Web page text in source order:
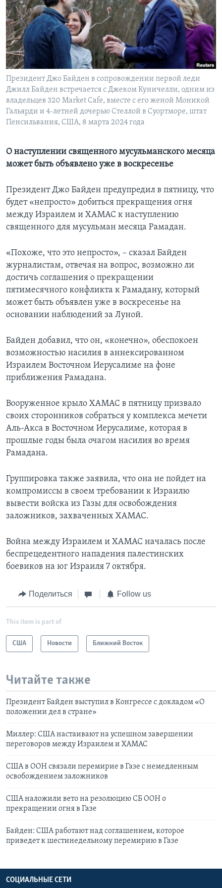
Learning English
СОЦИАЛЬНЫЕ СЕТИ
Языки
Президент Джо Байден в сопровождении первой леди
Джилл Байден встречается с Джеком Куничелли, одним из
владельцев 320 Market Cafe, вместе с его женой Моникой
Гальярди и 4-летней дочерью Стеллой в Суортморе, штат
Пенсильвания, США, 8 марта 2024 года
О наступлении священного мусульманского месяца
может быть объявлено уже в воскресенье
Президент Джо Байден предупредил в пятницу, что
будет «непросто» добиться прекращения огня
между Израилем и ХАМАС к наступлению
священного для мусульман месяца Рамадан.
«Похоже, что это непросто», – сказал Байден
журналистам, отвечая на вопрос, возможно ли
достичь соглашения о прекращении
пятимесячного конфликта к Рамадану, который
может быть объявлен уже в воскресенье на
основании наблюдений за Луной.
Байден добавил, что он, «конечно», обеспокоен
возможностью насилия в аннексированном
Израилем Восточном Иерусалиме на фоне
приближения Рамадана.
Вооруженное крыло ХАМАС в пятницу призвало
своих сторонников собраться у комплекса мечети
Аль-Акса в Восточном Иерусалиме, которая в
прошлые годы была очагом насилия во время
Рамадана.
Группировка также заявила, что она не пойдет на
компромиссы в своем требовании к Израилю
вывести войска из Газы для освобождения
заложников, захваченных ХАМАС.
Война между Израилем и ХАМАС началась после
беспрецедентного нападения палестинских
боевиков на юг Израиля 7 октября.
Поделиться Follow us
This item is part of
США Новости Ближний Восток
Читайте также
Президент Байден выступил в Конгрессе с докладом «О
положении дел в стране»
Миллер: США настаивают на успешном завершении
переговоров между Израилем и ХАМАС
США в ООН связали перемирие в Газе с немедленным
освобождением заложников
США наложили вето на резолюцию СБ ООН о
прекращении огня в Газе
Байден: США работают над соглашением, которое
приведет к шестинедельному перемирию в Газе
СОЦИАЛЬНЫЕ СЕТИ